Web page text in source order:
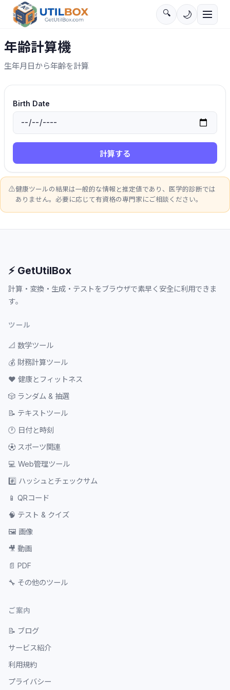
🔍 🌙
年齢計算機
生年月日から年齢を計算
Birth Date
計算する
⚠️健康ツールの結果は一般的な情報と推定値であり、医学的診断では
ありません。必要に応じて有資格の専門家にご相談ください。
⚡ GetUtilBox
計算・変換・生成・テストをブラウザで素早く安全に利用できま
す。
ツール
📐 数学ツール
💰 財務計算ツール
❤️ 健康とフィットネス
🎲 ランダム & 抽選
📝 テキストツール
🕐 日付と時刻
⚽ スポーツ関連
💻 Web管理ツール
#️⃣ ハッシュとチェックサム
📱 QRコード
🧠 テスト & クイズ
🖼️ 画像
🎥 動画
📄 PDF
🔧 その他のツール
ご案内
📝 ブログ
サービス紹介
利用規約
プライバシー